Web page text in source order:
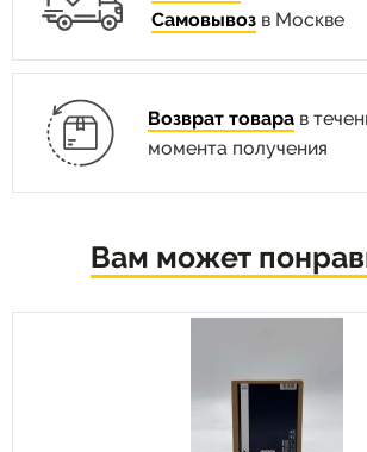
Самовывоз в Москве
Возврат товарав
момента получения
Вам может